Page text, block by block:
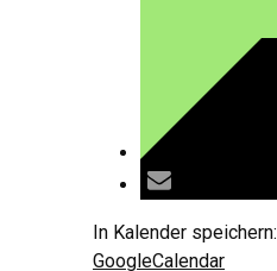
In Kalender speichern:
GoogleCalendar